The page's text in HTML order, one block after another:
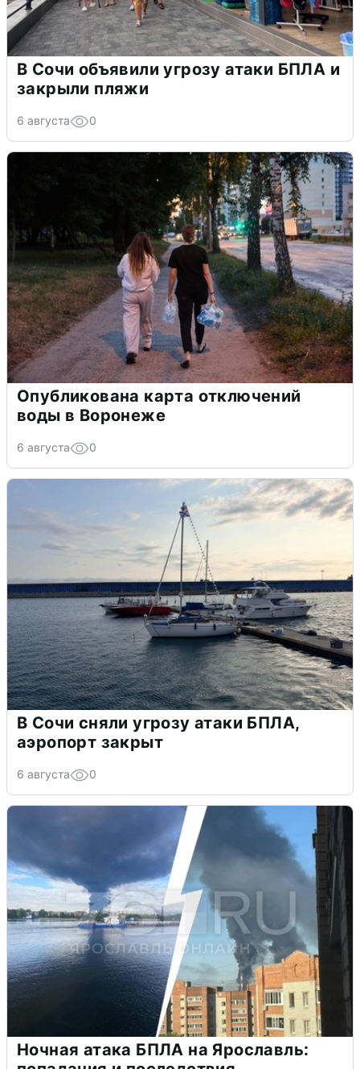
В Сочи объявили угрозу атаки БПЛА и
закрыли пляжи
6 августа 0
Опубликована карта отключений
воды в Воронеже
6 августа 0
В Сочи сняли угрозу атаки БПЛА,
аэропорт закрыт
6 августа 0
Ночная атака БПЛА на Ярославль: